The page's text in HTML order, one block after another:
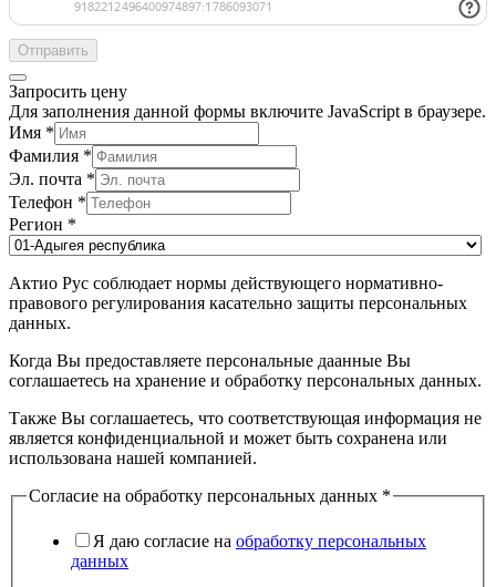
Отправить
Запросить цену
Для заполнения данной формы включите JavaScript в браузере.
Имя *
Фамилия *
Эл. почта *
Телефон *
Регион *
Актио Рус соблюдает нормы действующего нормативно-
правового регулирования касательно защиты персональных
данных.
Когда Вы предоставляете персональные даанные Вы
соглашаетесь на хранение и обработку персональных данных.
Также Вы соглашаетесь, что соответствующая информация не
является конфиденциальной и может быть сохранена или
использована нашей компанией.
Согласие на обработку персональных данных *
Я даю согласие на обработку персональных
данных